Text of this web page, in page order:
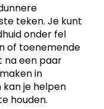
teken. Je kunt
onder fel
of toenemende
na een paar
in
je helpen
houden.